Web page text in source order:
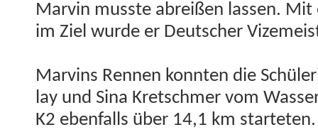
Mar­vin musste abreißen lassen. Mit
im Ziel wurde er Deutsch­er
Mar­vins Ren­nen kon­nten die
lay und Sina Kretschmer vom
K2 eben­falls über 14,1 km